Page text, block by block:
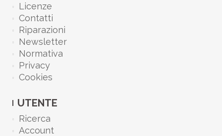
Licenze
Contatti
Riparazioni
Newsletter
Normativa
Privacy
Cookies
UTENTE
Ricerca
Account